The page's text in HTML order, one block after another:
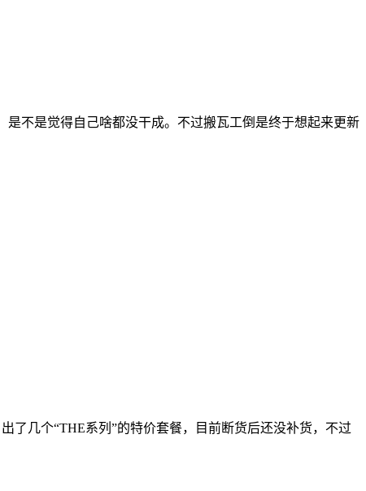
不是觉得自己啥都没干成。不过搬瓦工倒是终于想起来更新
了几个“THE系列”的特价套餐，目前断货后还没补货，不过